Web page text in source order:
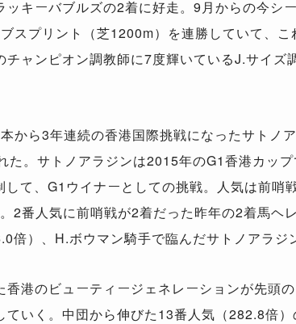
キーバブルズの2着に好走。9月からの今シ
スプリント（芝1200m）を連勝していて、
ャンピオン調教師に7度輝いているJ.サイズ
から3年連続の香港国際挑戦になったサトノ
た。サトノアラジンは2015年のG1香港カッ
て、G1ウイナーとしての挑戦。人気は前哨
2番人気に前哨戦が2着だった昨年の2着馬ヘ
倍）、H.ボウマン騎手で臨んだサトノアラジ
港のビューティージェネレーションが先頭
ていく。中団から伸びた13番人気（282.8倍